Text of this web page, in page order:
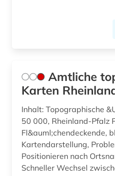
feminismus (1)
fernerkundung (5)
feststoffkunde (1)
fid asien (1)
Amtliche
Karten
Inhalt: Topographische
50 000, Rheinland-Pfalz Programmfunktionen:
Fl&auml;chendeckende,
Kartendarstellung,
Positionieren nach
Schneller Wechsel